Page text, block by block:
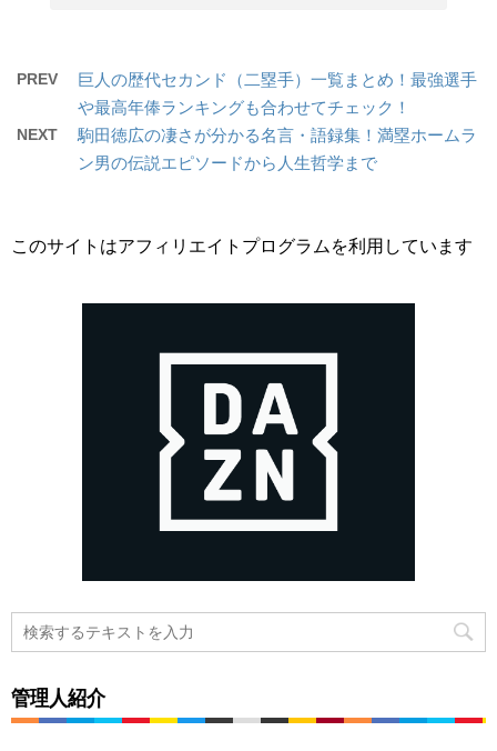
PREV
巨人の歴代セカンド（二塁手）一覧まとめ！最強選手
や最高年俸ランキングも合わせてチェック！
NEXT
駒田徳広の凄さが分かる名言・語録集！満塁ホームラ
ン男の伝説エピソードから人生哲学まで
このサイトはアフィリエイトプログラムを利用しています
管理人紹介